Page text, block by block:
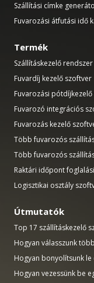
Szállítási címke
Fuvarozási átfutási idő
Termék
Szállításkezelő rendszer
Fuvardíj kezelő szoftver
Fuvarozási
Fuvarozó integrációs
Fuvarozás kezelő
Több fuvarozós
Több fuvarozós
Raktári időpont
Logisztikai osztály
Útmutatók
Top 17 szállításkezelő
Hogyan válasszunk
Hogyan bonyolítsunk
Hogyan vezessünk be